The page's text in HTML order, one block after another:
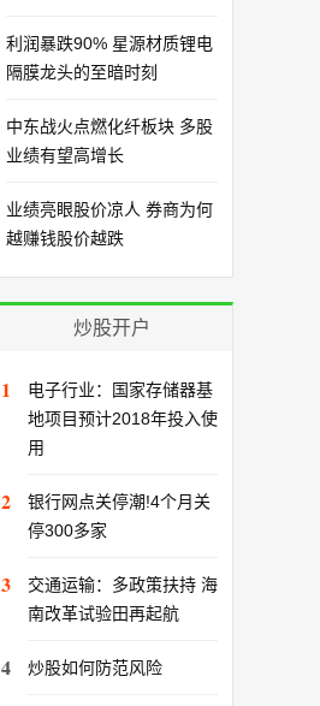
利润暴跌90% 星源材质锂电
隔膜龙头的至暗时刻
中东战火点燃化纤板块 多股
业绩有望高增长
业绩亮眼股价凉人 券商为何
越赚钱股价越跌
炒股开户
1
电子行业：国家存储器基
地项目预计2018年投入使
用
2
银行网点关停潮!4个月关
停300多家
3
交通运输：多政策扶持 海
南改革试验田再起航
4 炒股如何防范风险